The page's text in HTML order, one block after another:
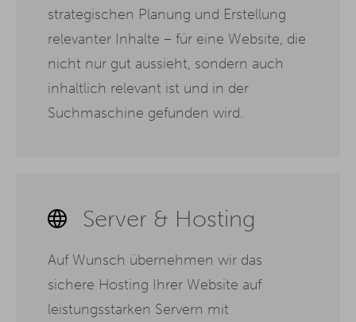
strategischen Planung und Erstellung
relevanter Inhalte – für eine Website, die
nicht nur gut aussieht, sondern auch
inhaltlich relevant ist und in der
Suchmaschine gefunden wird.
Server & Hosting
Auf Wunsch übernehmen wir das
sichere Hosting Ihrer Website auf
leistungsstarken Servern mit